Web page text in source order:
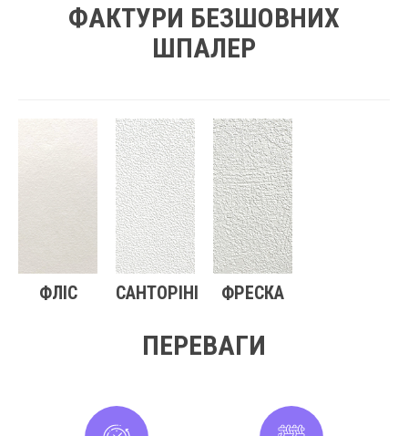
ФАКТУРИ БЕЗШОВНИХ
ШПАЛЕР
ФЛІС САНТОРІНІ ФРЕСКА
ПЕРЕВАГИ